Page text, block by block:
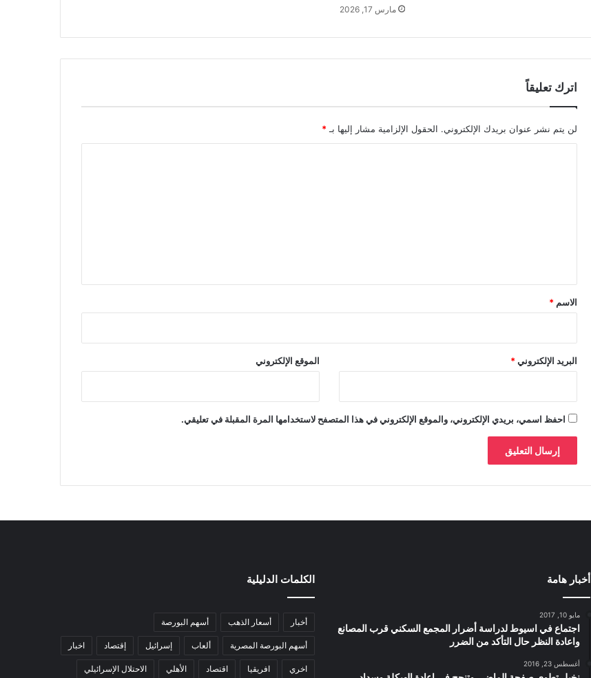
مارس 17, 2026
اترك تعليقاً
لن يتم نشر عنوان بريدك الإلكتروني. الحقول الإلزامية مشار إليها بـ *
*
الاسم *
البريد الإلكتروني* الموقع الإلكتروني
احفظ اسمي، بريدي الإلكتروني، والموقع الإلكتروني في هذا المتصفح لاستخدامها المرة المقبلة في تعليقي.
أخبار هامة
مايو 10, 2017
اجتماع في اسيوط لدراسة أضرار المجمع السكني قرب المصانع
واعادة النظر حال التأكد من الضرر
أغسطس 23, 2016
الكلمات الدليلية
أخبار أسعار الذهب أسهم البورصة
أسهم البورصة المصرية ألعاب إسرائيل إقتصاد اخبار
اخري افريقيا اقتصاد الأهلي الاحتلال الإسرائيلي